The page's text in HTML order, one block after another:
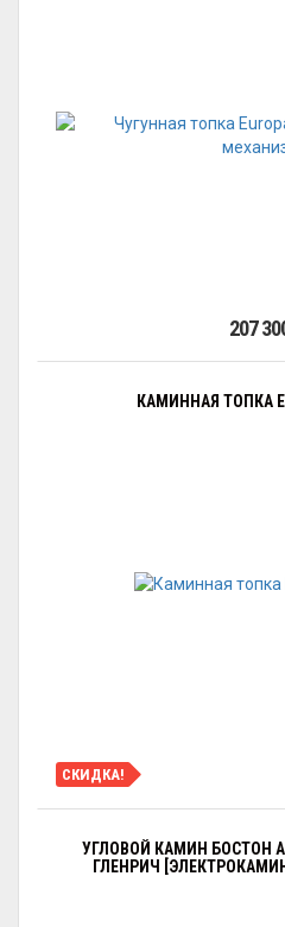
207
КАМИННАЯ ТОПКА
СКИДКА!
УГЛОВОЙ КАМИН БОСТОН
ГЛЕНРИЧ [ЭЛЕКТРОКАМИН